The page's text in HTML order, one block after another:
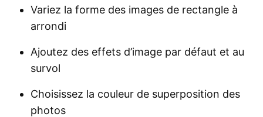
Variez la forme des images de rectangle à
arrondi
Ajoutez des effets d’image par défaut et au
survol
Choisissez la couleur de superposition des
photos